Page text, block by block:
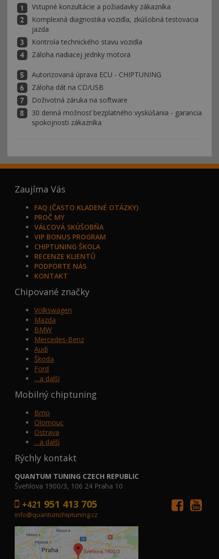
Vstupné konzultácie a požiadavky zákazníka
Komplexná diagnostika vozidla, zkúšobná testovacia
jazda
Kontrola technického stavu vozidla
Záloha riadiacej jednky motora
Autorizovaná úprava ECU - CHIPTUNING
Záloha dát na CD/USB
Doživotná záruka na software
30 denná možnosť bezplatného vyskúšania - garancia
spokojnosti zákazníka
Zaujíma Vás
FAQ (ČASTO KLADENÉ OTÁZKY)
PROČ MY
VÁLCOVÁ SKÚŠOBŇA
VIP BONUS PROGRAM
CHIPTUNING ŠKOLA
RECENZE KLIENTŮ
PODPORTE NÁS
KONTAKT
Chipované značky
Volkswagen
Mazda
BMW
Mercedes-Benz
Audi
Škoda
Ford
…a další
Mobilný chiptuning
Brno
Olomouc
Ostrava
…a další
Rýchly kontakt
QUANTUM TUNING CZECH REPUBLIC
Švehlova 1900/3, 106 24 Praha 10
+421 951 413 705
info@quantumchiptuning.cz